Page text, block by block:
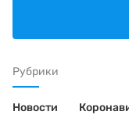
Рубрики
Новости